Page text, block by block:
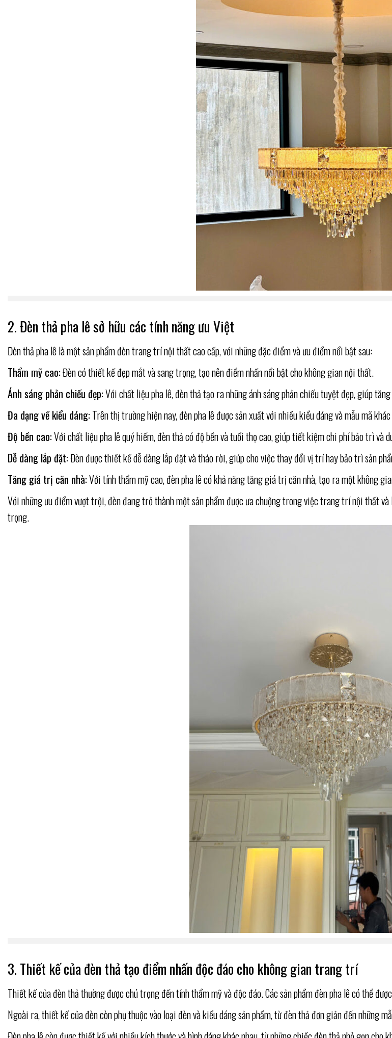
2. Đèn thả pha lê sở hữu các tính năng ưu Việt
Đèn thả pha lê là một sản phẩm đèn trang trí nội thất cao cấp, với những đặc điểm và ưu điểm nổi bật sau:
Thẩm mỹ cao:Đèn có thiết kế đẹp mắt và sang trọng, tạo nên điểm nhấn nổi bật cho không gian nội thất.
Ánh sáng phản chiếu đẹp:Với chất liệu pha lê, đèn thả tạo ra những ánh sáng phản chiếu tuyệt đẹp, giúp
Đa dạng về kiểu dáng:Trên thị trường hiện nay, đèn pha lê được sản xuất với nhiều kiểu dáng và mẫu mã
Độ bền cao:Với chất liệu pha lê quý hiếm, đèn thả có độ bền và tuổi thọ cao, giúp tiết kiệm chi phí bảo trì và
Dễ dàng lắp đặt:Đèn được thiết kế dễ dàng lắp đặt và tháo rời, giúp cho việc thay đổi vị trí hay bảo trì sản
Tăng giá trị căn nhà:Với tính thẩm mỹ cao, đèn pha lê có khả năng tăng giá trị căn nhà, tạo ra một không
Với những ưu điểm vượt trội, đèn đang trở thành một sản phẩm được ưa chuộng trong việc trang trí nội thất
trọng.
3. Thiết kế của đèn thả tạo điểm nhấn độc đáo cho không gian trang trí
Thiết kế của đèn thả thường được chú trọng đến tính thẩm mỹ và độc đáo. Các sản phẩm đèn pha lê có thể
Ngoài ra, thiết kế của đèn còn phụ thuộc vào loại đèn và kiểu dáng sản phẩm, từ đèn thả đơn giản đến những